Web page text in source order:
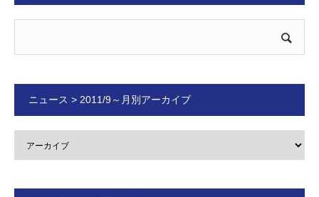
ニュース > 2011/9～月別アーカイブ